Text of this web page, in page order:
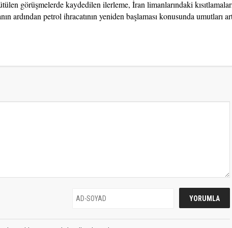
görüşmelerde kaydedilen ilerleme, İran limanlarındaki
ardından petrol ihracatının yeniden başlaması konusunda umutları